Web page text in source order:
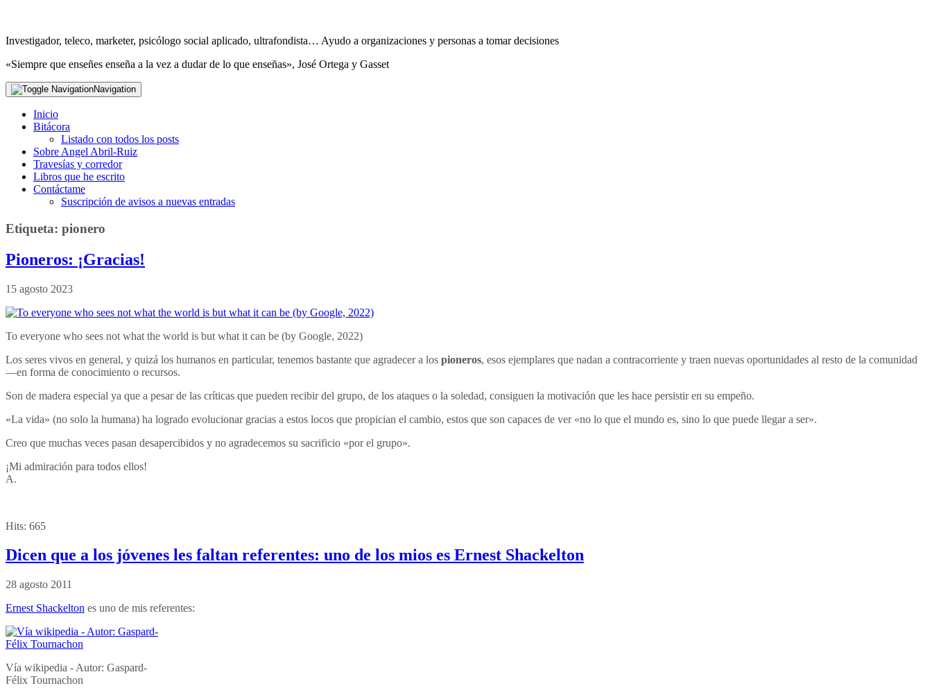
Investigador, teleco, marketer, psicólogo social aplicado, ultrafondista… Ayudo a organizaciones y personas a tomar decisiones
«Siempre que enseñes enseña a la vez a dudar de lo que enseñas», José Ortega y Gasset
Navigation
Inicio
Bitácora
Listado con todos los posts
Sobre Angel Abril-Ruiz
Travesías y corredor
Libros que he escrito
Contáctame
Suscripción de avisos a nuevas entradas
Etiqueta: pionero
Pioneros: ¡Gracias!
15 agosto 2023
To everyone who sees not what the world is but what it can be (by Google, 2022)
Los seres vivos en general, y quizá los humanos en particular, tenemos bastante que agradecer a los pioneros, esos ejemplares que nadan a contracorriente y traen nuevas oportunidades al resto de la comunidad
—en forma de conocimiento o recursos.
Son de madera especial ya que a pesar de las críticas que pueden recibir del grupo, de los ataques o la soledad, consiguen la motivación que les hace persistir en su empeño.
«La vida» (no solo la humana) ha logrado evolucionar gracias a estos locos que propician el cambio, estos que son capaces de ver «no lo que el mundo es, sino lo que puede llegar a ser».
Creo que muchas veces pasan desapercibidos y no agradecemos su sacrificio «por el grupo».
¡Mi admiración para todos ellos!
A.
Hits: 665
Dicen que a los jóvenes les faltan referentes: uno de los mios es Ernest Shackelton
28 agosto 2011
Ernest Shackelton es uno de mis referentes:
Vía wikipedia - Autor: Gaspard-
Félix Tournachon